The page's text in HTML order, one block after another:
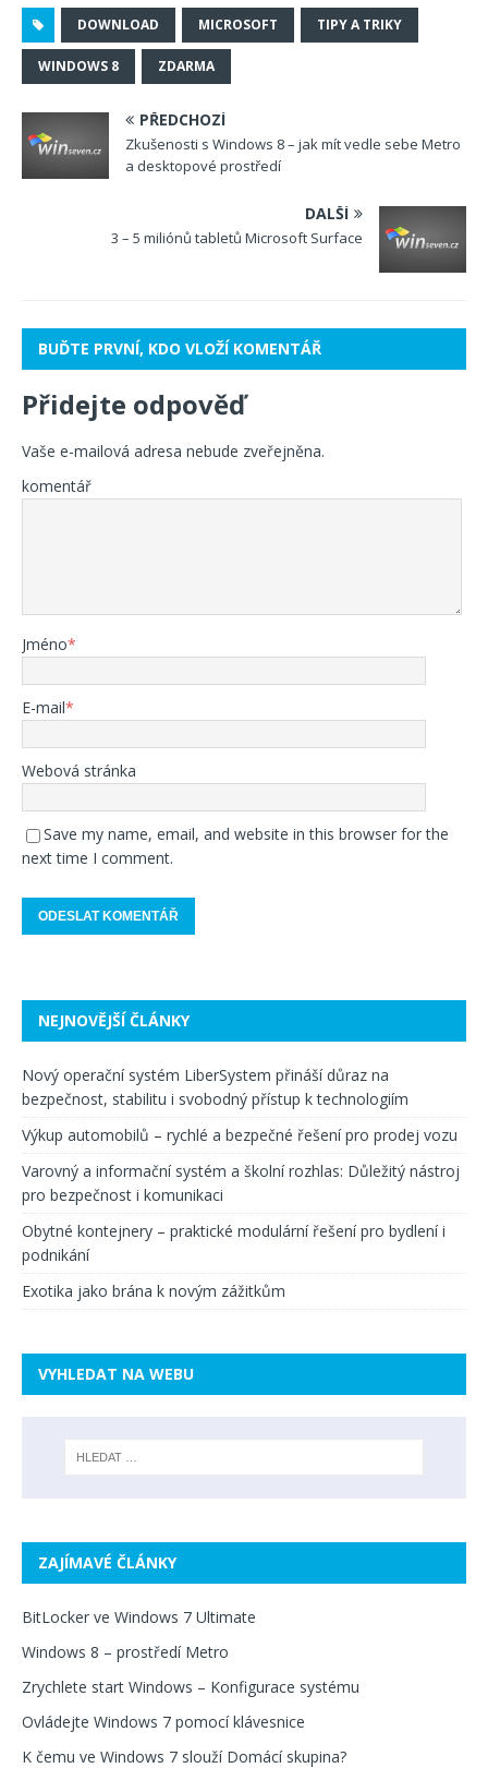
DOWNLOAD MICROSOFT TIPY A TRIKY
WINDOWS 8 ZDARMA
PŘEDCHOZÍ
Zkušenosti s Windows 8 – jak mít vedle sebe Metro
a desktopové prostředí
DALŠÍ
3 – 5 miliónů tabletů Microsoft Surface
BUĎTE PRVNÍ, KDO VLOŽÍ KOMENTÁŘ
Přidejte odpověď
Vaše e-mailová adresa nebude zveřejněna.
komentář
Jméno*
E-mail*
Webová stránka
Save my name, email, and website in this browser for the
next time I comment.
NEJNOVĚJŠÍ ČLÁNKY
Nový operační systém LiberSystem přináší důraz na
bezpečnost, stabilitu i svobodný přístup k technologiím
Výkup automobilů – rychlé a bezpečné řešení pro prodej vozu
Varovný a informační systém a školní rozhlas: Důležitý nástroj
pro bezpečnost i komunikaci
Obytné kontejnery – praktické modulární řešení pro bydlení i
podnikání
Exotika jako brána k novým zážitkům
VYHLEDAT NA WEBU
ZAJÍMAVÉ ČLÁNKY
BitLocker ve Windows 7 Ultimate
Windows 8 – prostředí Metro
Zrychlete start Windows – Konfigurace systému
Ovládejte Windows 7 pomocí klávesnice
K čemu ve Windows 7 slouží Domácí skupina?